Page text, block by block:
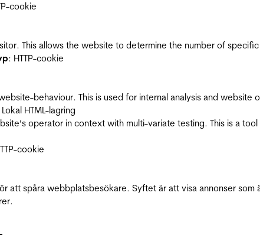
cookie
This allows the website to determine the number of
: HTTP-cookie
behaviour. This is used for internal analysis and website
HTML-lagring
operator in context with multi-variate testing. This is a
cookie
att spåra webbplatsbesökare. Syftet är att visa annonser